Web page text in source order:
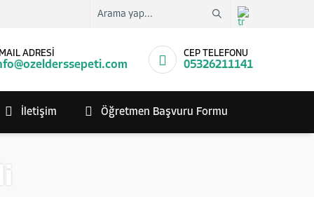
ADRESİ CEP TELEFONU
05326211141
İletişim Öğretmen Başvuru Formu